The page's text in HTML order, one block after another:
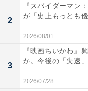
あんたの大事な息子
言いたいことを言え
し里奈はやるべきこ
は鵜久森にこれまで
を伴い前借をさせて
2
『スパイダーマン
が「史上もっとも
2026/08/01
3
『映画ちいかわ』
か。今後の「失速
2026/07/28